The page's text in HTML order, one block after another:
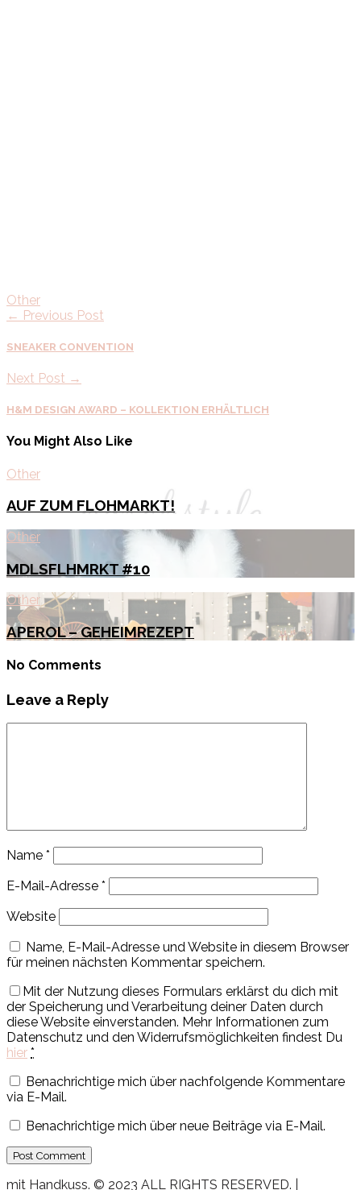
Other
← Previous Post
SNEAKER CONVENTION
Next Post →
H&M DESIGN AWARD – KOLLEKTION ERHÄLTLICH
You Might Also Like
Other
AUF ZUM FLOHMARKT!
Other
MDLSFLHMRKT #10
Other
APEROL – GEHEIMREZEPT
No Comments
Leave a Reply
Name *
E-Mail-Adresse *
Website
Name, E-Mail-Adresse und Website in diesem Browser
für meinen nächsten Kommentar speichern.
Mit der Nutzung dieses Formulars erklärst du dich mit
der Speicherung und Verarbeitung deiner Daten durch
diese Website einverstanden. Mehr Informationen zum
Datenschutz und den Widerrufsmöglichkeiten findest Du
hier *
Benachrichtige mich über nachfolgende Kommentare
via E-Mail.
Benachrichtige mich über neue Beiträge via E-Mail.
mit Handkuss. © 2023 ALL RIGHTS RESERVED. |